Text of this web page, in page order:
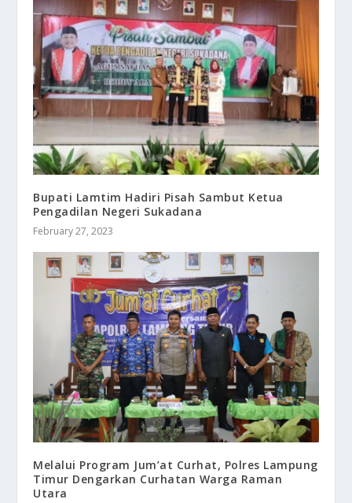
Bupati Lamtim Hadiri Pisah Sambut Ketua
Pengadilan Negeri Sukadana
February 27, 2023
Melalui Program Jum’at Curhat, Polres Lampung
Timur Dengarkan Curhatan Warga Raman
Utara